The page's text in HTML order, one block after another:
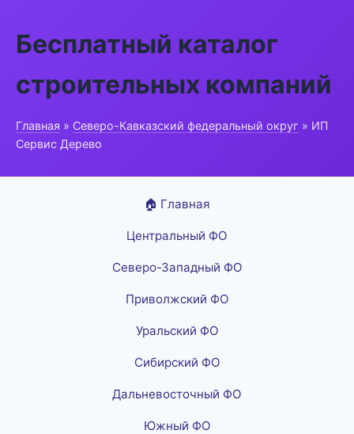
Бесплатный каталог
строительных компаний
Главная » Северо-Кавказский федеральный округ » ИП
Сервис Дерево
🏠 Главная
Центральный ФО
Северо-Западный ФО
Приволжский ФО
Уральский ФО
Сибирский ФО
Дальневосточный ФО
Южный ФО